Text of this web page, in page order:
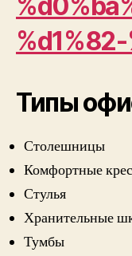
Типы
Столешницы
Комфортные
Стулья
Хранительные
Тумбы